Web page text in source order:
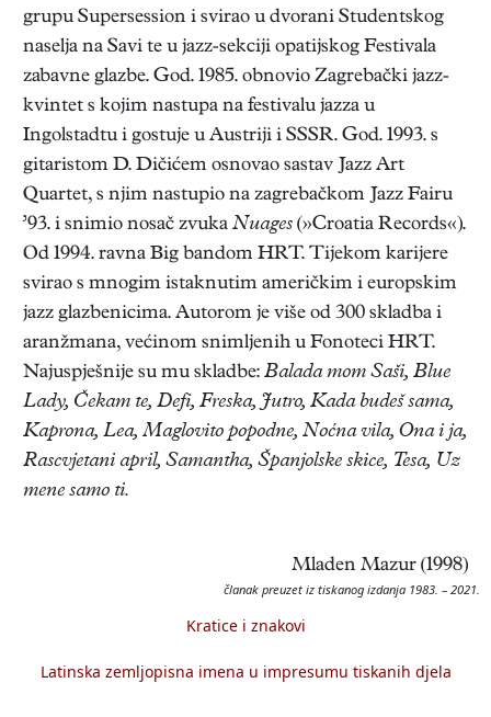
grupu Supersession i svirao u dvorani Studentskog
naselja na Savi te u jazz-sekciji opatijskog Festivala
zabavne glazbe. God. 1985. obnovio Zagrebački jazz-
kvintet s kojim nastupa na festivalu jazza u
Ingolstadtu i gostuje u Austriji i SSSR. God. 1993. s
gitaristom D. Dičićem osnovao sastav Jazz Art
Quartet, s njim nastupio na zagrebačkom Jazz Fairu
’93. i snimio nosač zvuka Nuages (»Croatia Records«).
Od 1994. ravna Big bandom HRT. Tijekom karijere
svirao s mnogim istaknutim američkim i europskim
jazz glazbenicima. Autorom je više od 300 skladba i
aranžmana, većinom snimljenih u Fonoteci HRT.
Najuspješnije su mu skladbe: Balada mom Saši, Blue
Lady, Čekam te, Defi, Freska, Jutro, Kada budeš sama,
Kaprona, Lea, Maglovito popodne, Noćna vila, Ona i ja,
Rascvjetani april, Samantha, Španjolske skice, Tesa, Uz
mene samo ti.
Mladen Mazur (1998)
članak preuzet iz tiskanog izdanja 1983. – 2021.
Kratice i znakovi
Latinska zemljopisna imena u impresumu tiskanih djela